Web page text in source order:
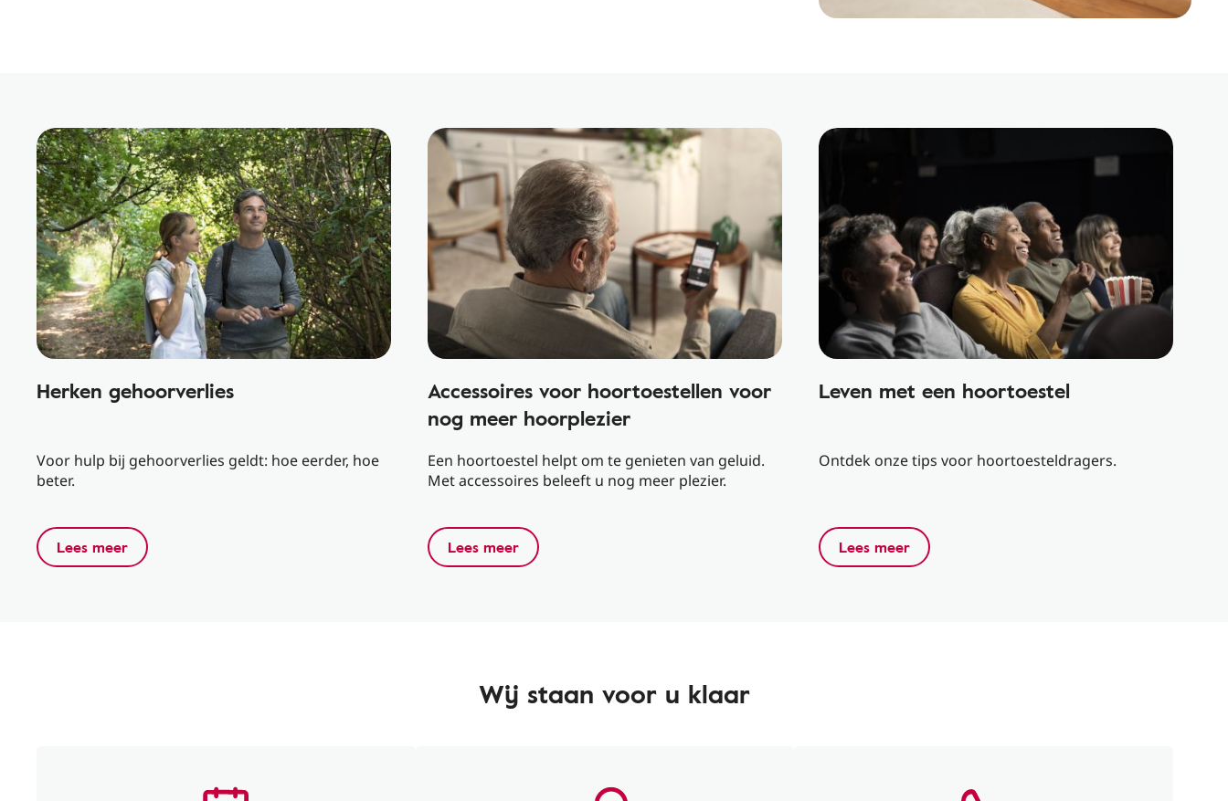
Herken gehoorverlies
Voor hulp bij gehoorverlies geldt: hoe eerder, hoe
beter.
Lees meer
Accessoires voor hoortoestellen voor
nog meer hoorplezier
Een hoortoestel helpt om te genieten van geluid.
Met accessoires beleeft u nog meer plezier.
Lees meer
Leven met een hoortoestel
Ontdek onze tips voor hoortoesteldragers.
Lees meer
Wij staan voor u klaar